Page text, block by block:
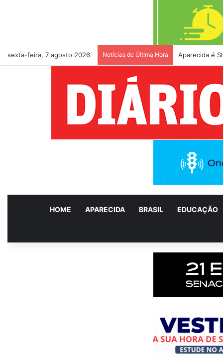
sexta-feira, 7 agosto 2026 Notícias de Última Hora Aparecida é
HOME APARECIDA BRASIL EDUCAÇÃO